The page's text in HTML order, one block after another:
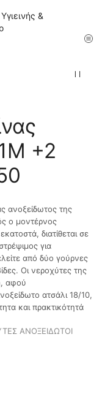
+2
ανοξείδωτος της
ο μοντέρνος
διατίθεται σε
για
από δύο γούρνες
Οι νεροχύτες της
αφού
ατσάλι 18/10,
και πρακτικότητά
ΑΝΟΞΕΙΔΩΤΟΙ